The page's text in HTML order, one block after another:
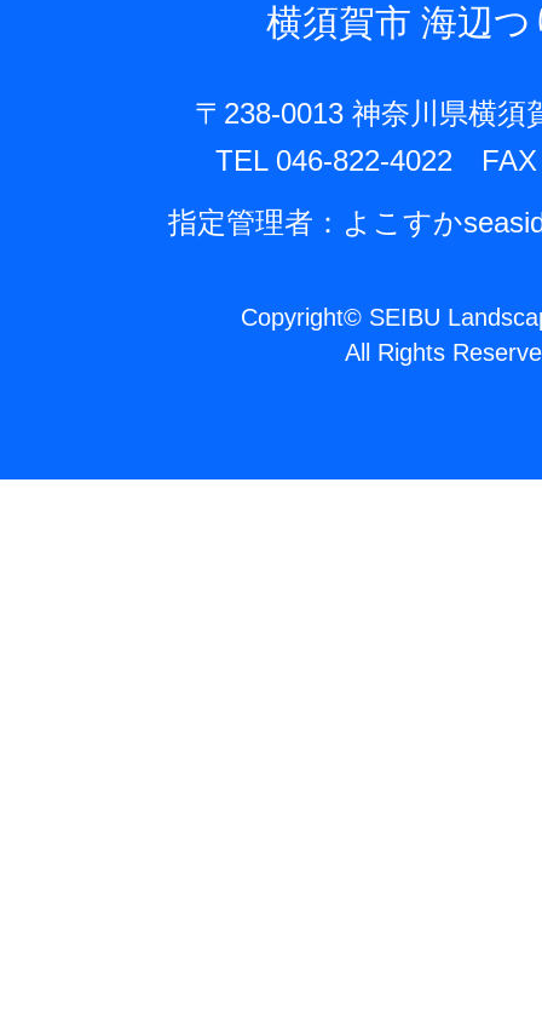
横須賀市 海辺つ
〒238-0013 神奈川県横須
TEL 046-822-4022 FAX
指定管理者：よこすか
Copyright©SEIBU
All Rights